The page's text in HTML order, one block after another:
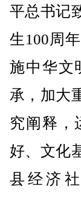
平总书记
生100周
施中华文
承，加大
究阐释，
好、文化
县经济